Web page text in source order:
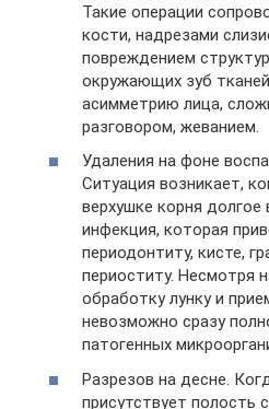
Такие операции
кости, надрезами
повреждением
окружающих зуб
асимметрию лица,
разговором, жеванием.
Удаления на фоне
Ситуация возникает,
верхушке корня долгое
инфекция, которая
периодонтиту, кисте,
периоститу. Несмотря
обработку лунку и
невозможно сразу
патогенных
Разрезов на десне.
присутствует полость